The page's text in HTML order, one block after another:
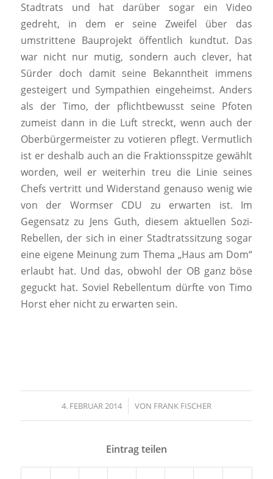
Stadtrats und hat darüber sogar ein Video
gedreht, in dem er seine Zweifel über das
umstrittene Bauprojekt öffentlich kundtut. Das
war nicht nur mutig, sondern auch clever, hat
Sürder doch damit seine Bekanntheit immens
gesteigert und Sympathien eingeheimst. Anders
als der Timo, der pflichtbewusst seine Pfoten
zumeist dann in die Luft streckt, wenn auch der
Oberbürgermeister zu votieren pflegt. Vermutlich
ist er deshalb auch an die Fraktionsspitze gewählt
worden, weil er weiterhin treu die Linie seines
Chefs vertritt und Widerstand genauso wenig wie
von der Wormser CDU zu erwarten ist. Im
Gegensatz zu Jens Guth, diesem aktuellen Sozi-
Rebellen, der sich in einer Stadtratssitzung sogar
eine eigene Meinung zum Thema „Haus am Dom“
erlaubt hat. Und das, obwohl der OB ganz böse
geguckt hat. Soviel Rebellentum dürfte von Timo
Horst eher nicht zu erwarten sein.
4. FEBRUAR 2014
/ VON FRANK FISCHER
Eintrag teilen